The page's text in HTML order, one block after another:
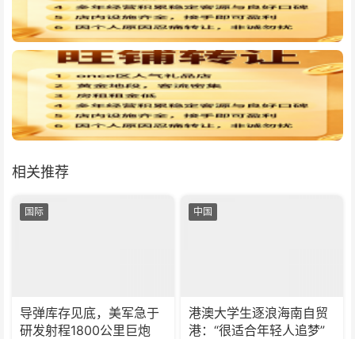
相关推荐
国际
导弹库存见底，美军急于
研发射程1800公里巨炮
中国
港澳大学生逐浪海南自贸
港：“很适合年轻人追梦”